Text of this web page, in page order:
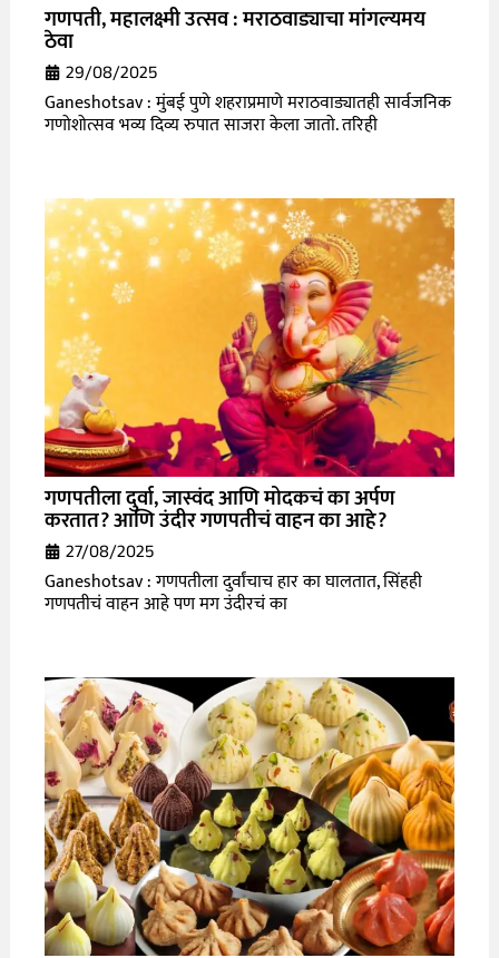
गणपती, महालक्ष्मी उत्सव : मराठवाड्याचा मांगल्यमय
ठेवा
29/08/2025
Ganeshotsav : मुंबई पुणे शहराप्रमाणे मराठवाड्यातही सार्वजनिक
गणोशोत्सव भव्य दिव्य रुपात साजरा केला जातो. तरिही
गणपतीला दुर्वा, जास्वंद आणि मोदकचं का अर्पण
करतात? आणि उंदीर गणपतीचं वाहन का आहे?
27/08/2025
Ganeshotsav : गणपतीला दुर्वांचाच हार का घालतात, सिंहही
गणपतीचं वाहन आहे पण मग उंदीरचं का